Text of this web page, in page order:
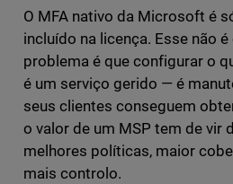
O MFA nativo da Microsoft é
incluído na licença. Esse não
problema é que configurar o
é um serviço gerido — é
seus clientes conseguem
o valor de um MSP tem de vir
melhores políticas, maior
mais controlo.